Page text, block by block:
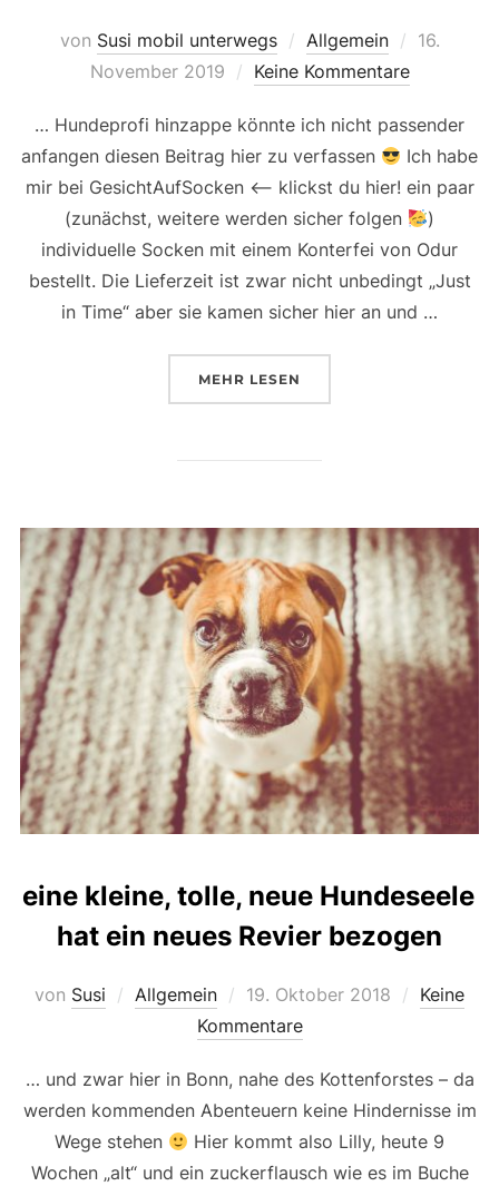
von Susi mobil unterwegs Allgemein
16.
November 2019
Keine Kommentare
… Hundeprofi hinzappe könnte ich nicht passender
anfangen diesen Beitrag hier zu verfassen
Ich habe
mir bei GesichtAufSocken <— klickst du hier! ein paar
(zunächst, weitere werden sicher folgen
)
individuelle Socken mit einem Konterfei von Odur
bestellt. Die Lieferzeit ist zwar nicht unbedingt „Just
in Time“ aber sie kamen sicher hier an und …
MEHR ÜBER „WÄHREND ICH DURCH
LESEN
eine kleine, tolle, neue Hundeseele
hat ein neues Revier bezogen
von Susi Allgemein
Veröffentlicht
am
19. Oktober 2018
Keine
Kommentare
… und zwar hier in Bonn, nahe des Kottenforstes – da
werden kommenden Abenteuern keine Hindernisse im
Wege stehen
Hier kommt also Lilly, heute 9
Wochen „alt“ und ein zuckerflausch wie es im Buche